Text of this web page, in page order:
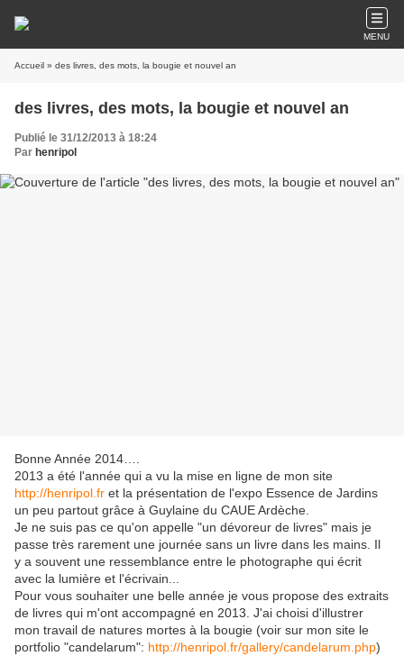
MENU
Accueil » des livres, des mots, la bougie et nouvel an
des livres, des mots, la bougie et nouvel an
Publié le 31/12/2013 à 18:24
Par henripol
Bonne Année 2014….
2013 a été l'année qui a vu la mise en ligne de mon site
http://henripol.fr et la présentation de l'expo Essence de Jardins
un peu partout grâce à Guylaine du CAUE Ardèche.
Je ne suis pas ce qu'on appelle "un dévoreur de livres" mais je
passe très rarement une journée sans un livre dans les mains. Il
y a souvent une ressemblance entre le photographe qui écrit
avec la lumière et l'écrivain...
Pour vous souhaiter une belle année je vous propose des extraits
de livres qui m'ont accompagné en 2013. J'ai choisi d'illustrer
mon travail de natures mortes à la bougie (voir sur mon site le
portfolio "candelarum": http://henripol.fr/gallery/candelarum.php)